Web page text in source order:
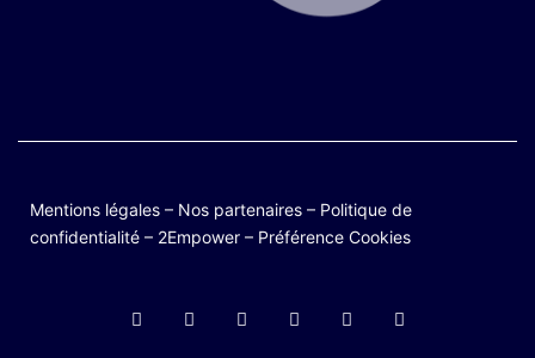
Mentions légales – Nos partenaires – Politique de
confidentialité – 2Empower – Préférence Cookies